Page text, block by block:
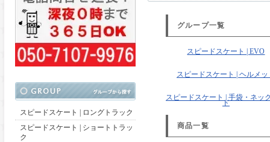
スピードスケート | ロングトラック
スピードスケート | ショートトラッ
ク
グループ一覧
スピードスケート | EVO
スピードスケート | ヘルメッ
スピードスケート | 手袋・ネッ
ド
商品一覧